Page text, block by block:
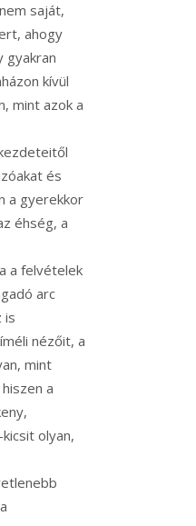
saját,
ahogy
gyakran
kívül
mint azok a
és
a gyerekkor
éhség, a
a felvételek
arc
is
nézőit, a
mint
a
olyan,